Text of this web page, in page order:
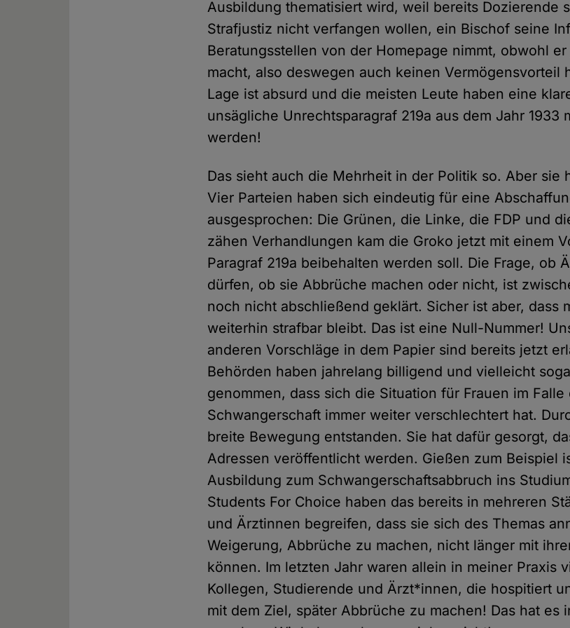
Ausbildung thematisiert wird, weil bereits Dozierende
Strafjustiz nicht verfangen wollen, ein Bischof seine
Beratungsstellen von der Homepage nimmt, obwohl
macht, also deswegen auch keinen Vermögensvorteil
Lage ist absurd und die meisten Leute haben eine
unsägliche Unrechtsparagraf 219a aus dem Jahr 1933
werden!
Das sieht auch die Mehrheit in der Politik so. Aber sie
Vier Parteien haben sich eindeutig für eine
ausgesprochen: Die Grünen, die Linke, die FDP und
zähen Verhandlungen kam die Groko jetzt mit einem
Paragraf 219a beibehalten werden soll. Die Frage, ob
dürfen, ob sie Abbrüche machen oder nicht, ist
noch nicht abschließend geklärt. Sicher ist aber, dass
weiterhin strafbar bleibt. Das ist eine Null-Nummer!
anderen Vorschläge in dem Papier sind bereits jetzt
Behörden haben jahrelang billigend und vielleicht
genommen, dass sich die Situation für Frauen im
Schwangerschaft immer weiter verschlechtert hat.
breite Bewegung entstanden. Sie hat dafür gesorgt,
Adressen veröffentlicht werden. Gießen zum Beispiel
Ausbildung zum Schwangerschaftsabbruch ins
Students For Choice haben das bereits in mehreren
und Ärztinnen begreifen, dass sie sich des Themas
Weigerung, Abbrüche zu machen, nicht länger mit
können. Im letzten Jahr waren allein in meiner Praxis
Kollegen, Studierende und Ärzt*innen, die hospitiert
mit dem Ziel, später Abbrüche zu machen! Das hat es